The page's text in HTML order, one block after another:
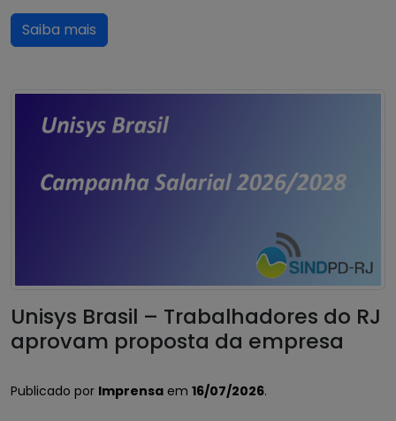
Saiba mais
Unisys Brasil – Trabalhadores do RJ
aprovam proposta da empresa
Publicado por Imprensa em 16/07/2026.